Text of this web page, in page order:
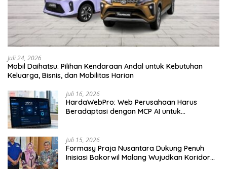
Juli 24, 2026
Mobil Daihatsu: Pilihan Kendaraan Andal untuk Kebutuhan
Keluarga, Bisnis, dan Mobilitas Harian
Juli 16, 2026
HardaWebPro: Web Perusahaan Harus
Beradaptasi dengan MCP AI untuk
Juli 15, 2026
Formasy Praja Nusantara Dukung Penuh
Inisiasi Bakorwil Malang Wujudkan Koridor